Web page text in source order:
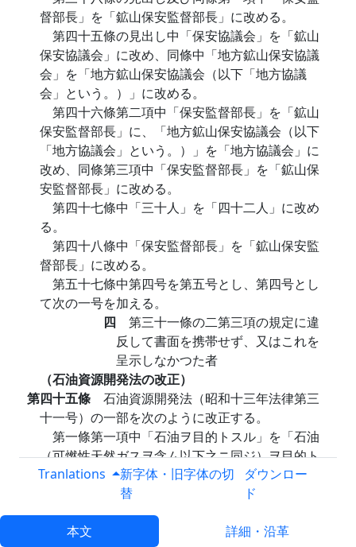
督部長」を「鉱山保安監督部長」に改める。
第四十五條の見出し中「保安協議会」を「鉱山
保安協議会」に改め、同條中「地方鉱山保安協議
会」を「地方鉱山保安協議会（以下「地方協議
会」という。）」に改める。
第四十六條第二項中「保安監督部長」を「鉱山
保安監督部長」に、「地方鉱山保安協議会（以下
「地方協議会」という。）」を「地方協議会」に
改め、同條第三項中「保安監督部長」を「鉱山保
安監督部長」に改める。
第四十七條中「三十人」を「四十二人」に改め
る。
第四十八條中「保安監督部長」を「鉱山保安監
督部長」に改める。
第五十七條中第四号を第五号とし、第四号とし
て次の一号を加える。
四 第三十一條の二第三項の規定に違
反して書面を携帯せず、又はこれを
呈示しなかつた者
（石油資源開発法の改正）
第四十五條 石油資源開発法（昭和十三年法律第三
十一号）の一部を次のように改正する。
第一條第一項中「石油ヲ目的トスル」を「石油
（可燃性天然ガスヲ含ム以下之ニ同ジ）ヲ目的ト
スル」に改める。
（鉱業抵当法の改正）
第四十六條鉱業抵当法（明治三十八年法律第五十
五号）の一部を次のように改正する。
Tranlations
新字体・旧字体の切
替
ダウンロー
ド
本文 詳細・沿革